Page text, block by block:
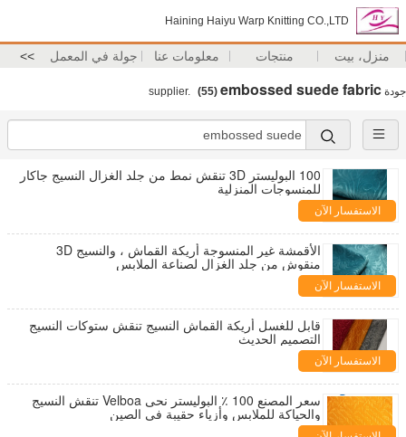
Haining Haiyu Warp Knitting CO.,LTD
منزل، بيت منتجات معلومات عنا جولة في المعمل >>
جودة embossed suede fabric
(55)
100 البوليستر 3D تنقش نمط من جلد الغزال النسيج جاكار
للمنسوجات المنزلية
الاستفسار الآن
الأقمشة غير المنسوجة أريكة القماش ، والنسيج 3D
منقوش من جلد الغزال لصناعة الملابس
الاستفسار الآن
قابل للغسل أريكة القماش النسيج تنقش ستوكات النسيج
التصميم الحديث
الاستفسار الآن
سعر المصنع 100 ٪ البوليستر نحى Velboa تنقش النسيج
والحياكة للملابس وأزياء حقيبة في الصين